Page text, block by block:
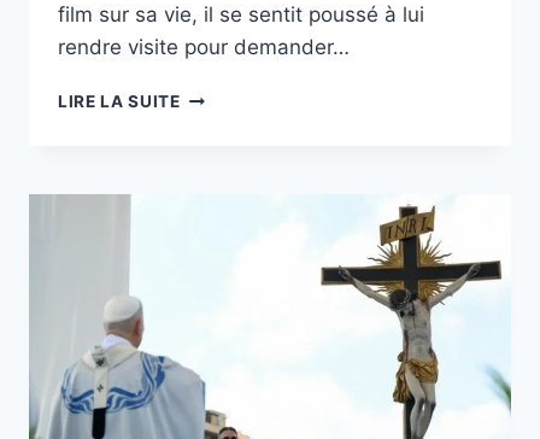
film sur sa vie, il se sentit poussé à lui
rendre visite pour demander…
LIRE LA SUITELES
DE
FIDÈLES